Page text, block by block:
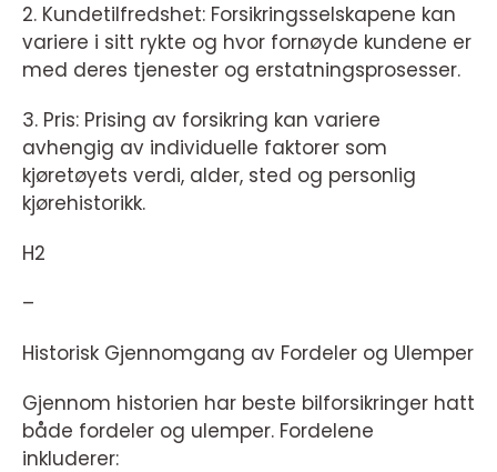
2. Kundetilfredshet: Forsikringsselskapene kan
variere i sitt rykte og hvor fornøyde kundene er
med deres tjenester og erstatningsprosesser.
3. Pris: Prising av forsikring kan variere
avhengig av individuelle faktorer som
kjøretøyets verdi, alder, sted og personlig
kjørehistorikk.
H2
–
Historisk Gjennomgang av Fordeler og Ulemper
Gjennom historien har beste bilforsikringer hatt
både fordeler og ulemper. Fordelene
inkluderer: